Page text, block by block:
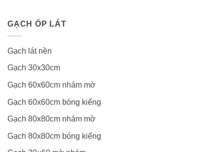
GẠCH ỐP LÁT
Gạch lát nền
Gạch 30x30cm
Gạch 60x60cm nhám mờ
Gạch 60x60cm bóng kiếng
Gạch 80x80cm nhám mờ
Gạch 80x80cm bóng kiếng